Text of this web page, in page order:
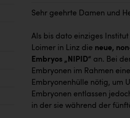
Sehr geehrte Damen und
Als bis dato einziges
Loimer in Linz die neue,
Embryos „NIPID“ an. Bei
Embryonen im Rahmen
Embryonenhülle nötig, um
Embryonen entlassen
in der sie während der